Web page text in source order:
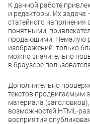
К данной работе
и редакторы. Их
статейного наполнения
понятными,
продающими. Немалую
изображений: только
можно значительно
в браузере
Дополнительно
текстов продвигаемым
материала
возможностей HTML-
восприятия